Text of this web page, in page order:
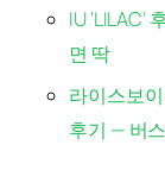
IU
면 딱
라이스보
후기 — 버